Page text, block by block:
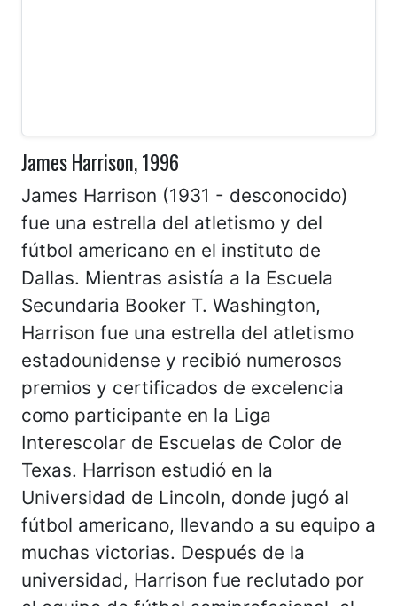
James Harrison, 1996
James Harrison (1931 - desconocido)
fue una estrella del atletismo y del
fútbol americano en el instituto de
Dallas. Mientras asistía a la Escuela
Secundaria Booker T. Washington,
Harrison fue una estrella del atletismo
estadounidense y recibió numerosos
premios y certificados de excelencia
como participante en la Liga
Interescolar de Escuelas de Color de
Texas. Harrison estudió en la
Universidad de Lincoln, donde jugó al
fútbol americano, llevando a su equipo a
muchas victorias. Después de la
universidad, Harrison fue reclutado por